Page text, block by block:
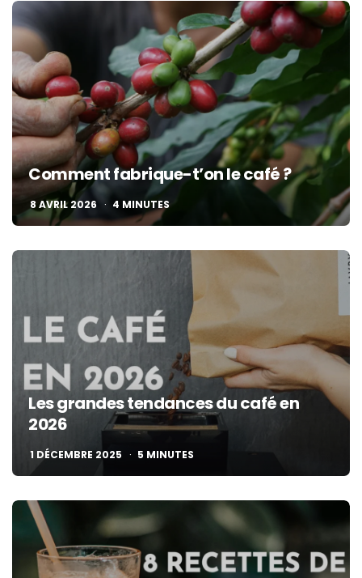
Comment fabrique-t’on le café ?
8 AVRIL 2026 4 MINUTES
Les grandes tendances du café en
2026
1 DÉCEMBRE 2025 5 MINUTES